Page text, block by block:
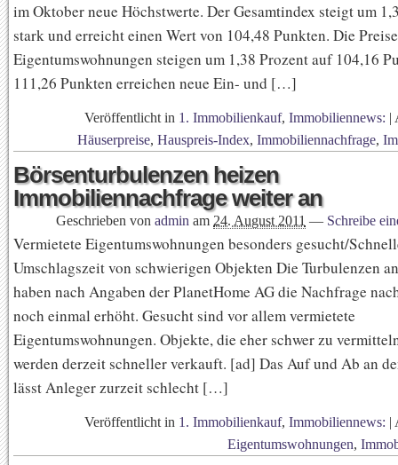
im Oktober neue Höchstwerte. Der Gesamtindex steigt um
stark und erreicht einen Wert von 104,48 Punkten. Die
Eigentumswohnungen steigen um 1,38 Prozent auf 104,16
111,26 Punkten erreichen neue Ein- und […]
Veröffentlicht in 1. Immobilienkauf, Immobiliennews: |
Häuserpreise, Hauspreis-Index, Immobiliennachfrage,
Börsenturbulenzen heizen
Immobiliennachfrage weiter an
Geschrieben von admin am 24. August 2011 — Schreibe
Vermietete Eigentumswohnungen besonders gesucht/
Umschlagszeit von schwierigen Objekten Die Turbulenzen
haben nach Angaben der PlanetHome AG die Nachfrage
noch einmal erhöht. Gesucht sind vor allem vermietete
Eigentumswohnungen. Objekte, die eher schwer zu
werden derzeit schneller verkauft. [ad] Das Auf und Ab an
lässt Anleger zurzeit schlecht […]
Veröffentlicht in 1. Immobilienkauf, Immobiliennews: |
Eigentumswohnungen,